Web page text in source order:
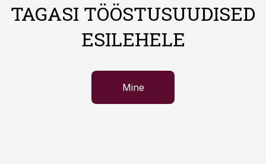
TAGASI TÖÖSTUSUUDISED
ESILEHELE
Mine